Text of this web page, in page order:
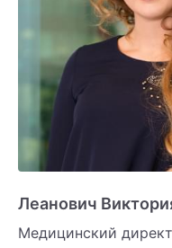
Леанович
Медицинский